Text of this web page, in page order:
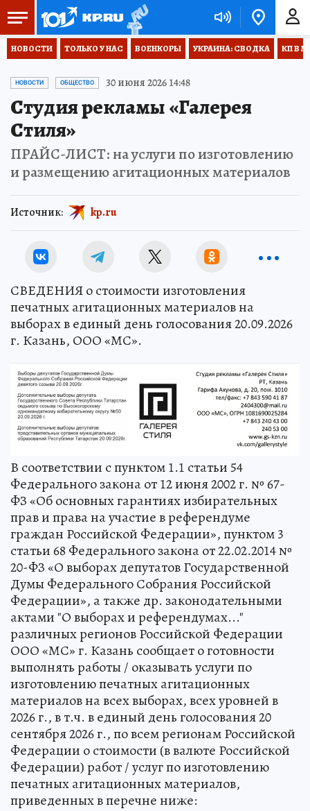
НОВОСТИ ТОЛЬКО У НАС ВОЕНКОРЫ УКРАИНА: СВОДКА КП В
НОВОСТИ ОБЩЕСТВО 30 июня 2026 14:48
Студия рекламы «Галерея
Стиля»
ПРАЙС-ЛИСТ: на услуги по изготовлению
и размещению агитационных материалов
Источник: kp.ru
СВЕДЕНИЯ о стоимости изготовления
печатных агитационных материалов на
выборах в единый день голосования 20.09.2026
г. Казань, ООО «МС».
В соответствии с пунктом 1.1 статьи 54
Федерального закона от 12 июня 2002 г. № 67-
ФЗ «Об основных гарантиях избирательных
прав и права на участие в референдуме
граждан Российской Федерации», пунктом 3
статьи 68 Федерального закона от 22.02.2014 №
20-ФЗ «О выборах депутатов Государственной
Думы Федерального Собрания Российской
Федерации», а также др. законодательными
актами "О выборах и референдумах..."
различных регионов Российской Федерации
ООО «МС» г. Казань сообщает о готовности
выполнять работы / оказывать услуги по
изготовлению печатных агитационных
материалов на всех выборах, всех уровней в
2026 г., в т.ч. в единый день голосования 20
сентября 2026 г., по всем регионам Российской
Федерации о стоимости (в валюте Российской
Федерации) работ / услуг по изготовлению
печатных агитационных материалов,
приведенных в перечне ниже: